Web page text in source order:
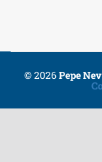
© 2026Pepe